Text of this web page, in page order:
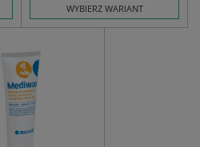
WYBIERZ WARIANT